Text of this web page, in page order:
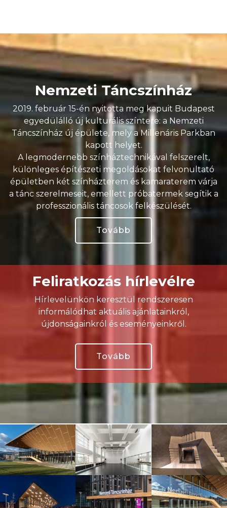
Nemzeti Táncszínház
2019. február 15-én nyitotta meg kapuit Budapest
egyedülálló új kulturális színtere: a Nemzeti
Táncszínház új épülete, mely a Millenáris Parkban
kapott helyet.
A legmodernebb színháztechnikával felszerelt,
különleges építészeti megoldásokat felvonultató
épületben két színházterem és kamaraterem várja
a tánc szerelmeseit, emellett próbatermek segítik a
professzionális táncosok felkészülését.
Tovább
Feliratkozás hírlevélre
Hírlevelünkön keresztül rendszeresen
informálódhat aktuális ajánlatainkról,
újdonságainkról és eseményeinkről.
Tovább